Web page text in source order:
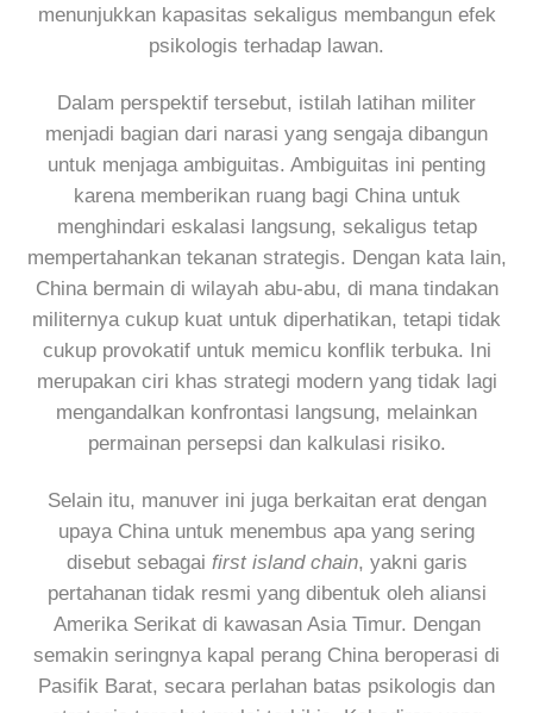
menunjukkan kapasitas sekaligus membangun efek
psikologis terhadap lawan.
Dalam perspektif tersebut, istilah latihan militer
menjadi bagian dari narasi yang sengaja dibangun
untuk menjaga ambiguitas. Ambiguitas ini penting
karena memberikan ruang bagi China untuk
menghindari eskalasi langsung, sekaligus tetap
mempertahankan tekanan strategis. Dengan kata lain,
China bermain di wilayah abu-abu, di mana tindakan
militernya cukup kuat untuk diperhatikan, tetapi tidak
cukup provokatif untuk memicu konflik terbuka. Ini
merupakan ciri khas strategi modern yang tidak lagi
mengandalkan konfrontasi langsung, melainkan
permainan persepsi dan kalkulasi risiko.
Selain itu, manuver ini juga berkaitan erat dengan
upaya China untuk menembus apa yang sering
disebut sebagai first island chain, yakni garis
pertahanan tidak resmi yang dibentuk oleh aliansi
Amerika Serikat di kawasan Asia Timur. Dengan
semakin seringnya kapal perang China beroperasi di
Pasifik Barat, secara perlahan batas psikologis dan